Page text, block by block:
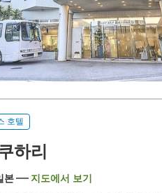
호텔
하리
본 지도에서 보기